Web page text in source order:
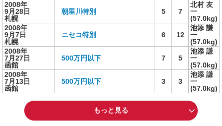
2008年
9月28日
札幌
朝里川特別 5 7
北村 友
一
(57.0kg)
2008年
9月7日
札幌
ニセコ特別 6 12
池添 謙
一
(57.0kg)
2008年
7月27日
函館
500万円以下 7 5
池添 謙
一
(57.0kg)
2008年
7月13日
函館
500万円以下 3 3
池添 謙
一
(57.0kg)
もっと見る